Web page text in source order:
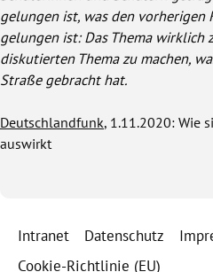
gelungen ist, was den
gelungen ist: Das Thema
diskutierten Thema zu machen,
Straße gebracht hat.
Deutschlandfunk, 1.11.2020: Wie
auswirkt
Intranet Datenschutz
Cookie-Richtlinie (EU)